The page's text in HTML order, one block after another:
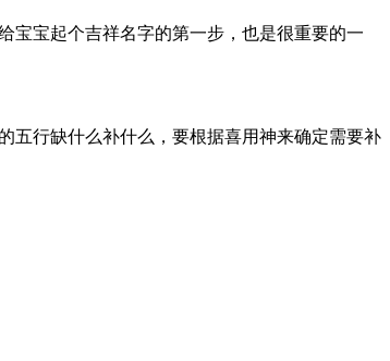
宝起个吉祥名字的第一步，也是很重要的一
行缺什么补什么，要根据喜用神来确定需要补